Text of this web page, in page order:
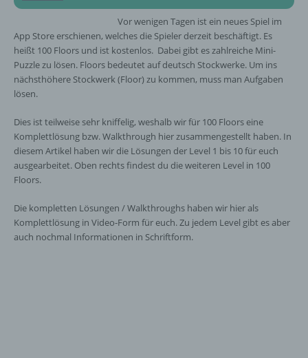
Vor wenigen Tagen ist ein neues Spiel im
App Store erschienen, welches die Spieler derzeit beschäftigt. Es
heißt 100 Floors und ist kostenlos. Dabei gibt es zahlreiche Mini-
Puzzle zu lösen. Floors bedeutet auf deutsch Stockwerke. Um ins
nächsthöhere Stockwerk (Floor) zu kommen, muss man Aufgaben
lösen.
Dies ist teilweise sehr kniffelig, weshalb wir für 100 Floors eine
Komplettlösung bzw. Walkthrough hier zusammengestellt haben. In
diesem Artikel haben wir die Lösungen der Level 1 bis 10 für euch
ausgearbeitet. Oben rechts findest du die weiteren Level in 100
Floors.
Die kompletten Lösungen / Walkthroughs haben wir hier als
Komplettlösung in Video-Form für euch. Zu jedem Level gibt es aber
auch nochmal Informationen in Schriftform.